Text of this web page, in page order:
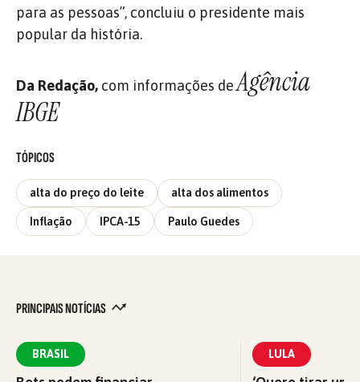
para as pessoas”, concluiu o presidente mais
popular da história.
Da Redação, com informações deAgência
IBGE
TÓPICOS
alta do preço do leite alta dos alimentos
Inflação IPCA-15 Paulo Guedes
PRINCIPAIS NOTÍCIAS
BRASIL LULA